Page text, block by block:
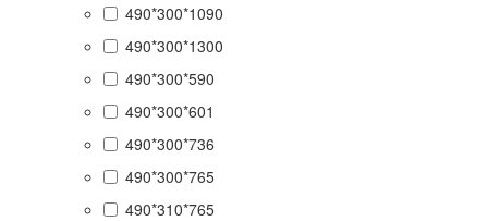
490*300*1090
490*300*1300
490*300*590
490*300*601
490*300*736
490*300*765
490*310*765